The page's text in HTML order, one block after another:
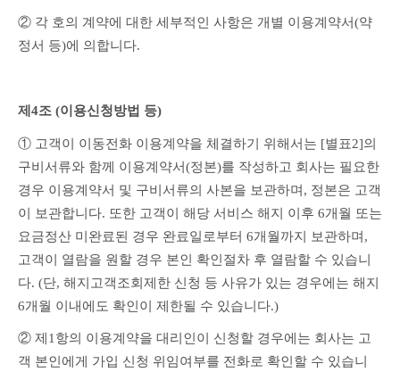
② 각 호의 계약에 대한 세부적인 사항은 개별 이용계약서(약
정서 등)에 의합니다.
제4조 (이용신청방법 등)
① 고객이 이동전화 이용계약을 체결하기 위해서는 [별표2]의
구비서류와 함께 이용계약서(정본)를 작성하고 회사는 필요한
경우 이용계약서 및 구비서류의 사본을 보관하며, 정본은 고객
이 보관합니다. 또한 고객이 해당 서비스 해지 이후 6개월 또는
요금정산 미완료된 경우 완료일로부터 6개월까지 보관하며,
고객이 열람을 원할 경우 본인 확인절차 후 열람할 수 있습니
다. (단, 해지고객조회제한 신청 등 사유가 있는 경우에는 해지
6개월 이내에도 확인이 제한될 수 있습니다.)
② 제1항의 이용계약을 대리인이 신청할 경우에는 회사는 고
객 본인에게 가입 신청 위임여부를 전화로 확인할 수 있습니